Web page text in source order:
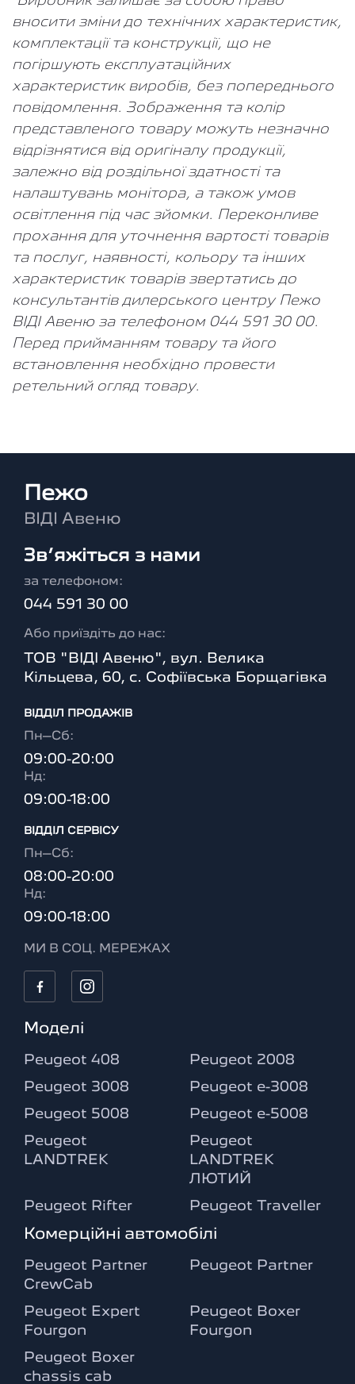
вносити зміни до технічних характеристик,
комплектації та конструкції, що не
погіршують експлуатаційних
характеристик виробів, без попереднього
повідомлення. Зображення та колір
представленого товару можуть незначно
відрізнятися від оригіналу продукції,
залежно від роздільної здатності та
налаштувань монітора, а також умов
освітлення під час зйомки. Переконливе
прохання для уточнення вартості товарів
та послуг, наявності, кольору та інших
характеристик товарів звертатись до
консультантів дилерського центру Пежо
ВІДІ Авеню за телефоном 044 591 30 00.
Перед прийманням товару та його
встановлення необхідно провести
ретельний огляд товару.
Пежо
ВІДІ Авеню
Зв’яжіться з нами
за телефоном:
044 591 30 00
Або приїздіть до нас:
ТОВ "ВІДІ Авеню", вул. Велика
Кільцева, 60, с. Софіївська Борщагівка
ВІДДІЛ ПРОДАЖІВ
Пн–Сб:
09:00-20:00
Нд:
09:00-18:00
ВІДДІЛ CЕРВІСУ
Пн–Сб:
08:00-20:00
Нд:
09:00-18:00
МИ В СОЦ. МЕРЕЖАХ
Моделі
Peugeot 408 Peugeot 2008
Peugeot 3008 Peugeot e-3008
Peugeot 5008 Peugeot e-5008
Peugeot
LANDTREK
Peugeot
LANDTREK
ЛЮТИЙ
Peugeot Rifter Peugeot Traveller
Комерційні автомобілі
Peugeot Partner
CrewCab
Peugeot Partner
Peugeot Expert
Fourgon
Peugeot Boxer
Fourgon
Peugeot Boxer
chassis cab